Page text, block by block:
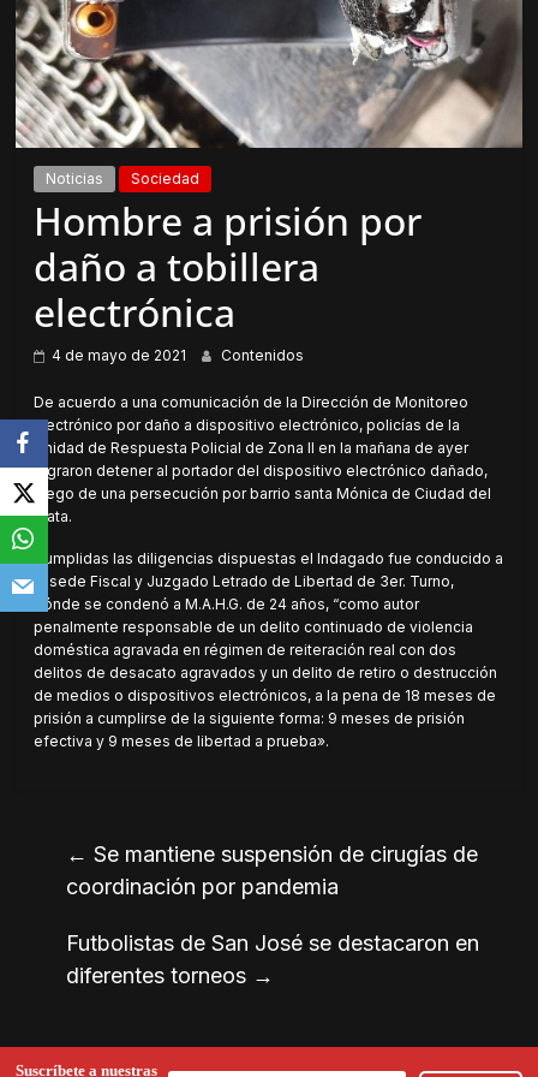
Noticias Sociedad
Hombre a prisión por
daño a tobillera
electrónica
4 de mayo de 2021 Contenidos
De acuerdo a una comunicación de la Dirección de Monitoreo
Electrónico por daño a dispositivo electrónico, policías de la
Unidad de Respuesta Policial de Zona II en la mañana de ayer
lograron detener al portador del dispositivo electrónico dañado,
luego de una persecución por barrio santa Mónica de Ciudad del
Plata.
Cumplidas las diligencias dispuestas el Indagado fue conducido a
la sede Fiscal y Juzgado Letrado de Libertad de 3er. Turno,
dónde se condenó a M.A.H.G. de 24 años, “como autor
penalmente responsable de un delito continuado de violencia
doméstica agravada en régimen de reiteración real con dos
delitos de desacato agravados y un delito de retiro o destrucción
de medios o dispositivos electrónicos, a la pena de 18 meses de
prisión a cumplirse de la siguiente forma: 9 meses de prisión
efectiva y 9 meses de libertad a prueba».
← Se mantiene suspensión de cirugías de
coordinación por pandemia
Futbolistas de San José se destacaron en
diferentes torneos →
Suscríbete a nuestras